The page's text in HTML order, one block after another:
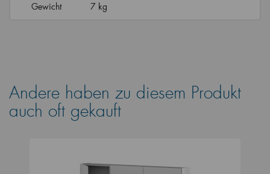
Gewicht
7 kg
Andere haben zu diesem Produkt
auch oft gekauft